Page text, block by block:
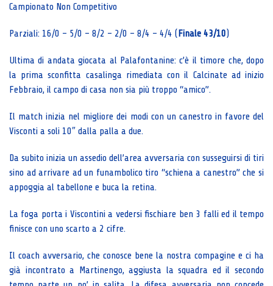
Campionato Non Competitivo
Parziali: 16/0 – 5/0 – 8/2 – 2/0 – 8/4 – 4/4 (Finale 43/10)
Ultima di andata giocata al Palafontanine: c’è il timore che, dopo
la prima sconfitta casalinga rimediata con il Calcinate ad inizio
Febbraio, il campo di casa non sia più troppo “amico”.
Il match inizia nel migliore dei modi con un canestro in favore del
Visconti a soli 10″ dalla palla a due.
Da subito inizia un assedio dell’area avversaria con susseguirsi di tiri
sino ad arrivare ad un funambolico tiro “schiena a canestro” che si
appoggia al tabellone e buca la retina.
La foga porta i Viscontini a vedersi fischiare ben 3 falli ed il tempo
finisce con uno scarto a 2 cifre.
Il coach avversario, che conosce bene la nostra compagine e ci ha
già incontrato a Martinengo, aggiusta la squadra ed il secondo